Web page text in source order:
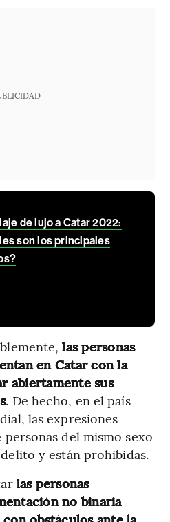
de lujo a Catar 2022:
son los principales
las personas
en Catar con la
abiertamente sus
. De hecho, en el país
las expresiones
del mismo sexo
y están prohibidas.
las personas
no binaria